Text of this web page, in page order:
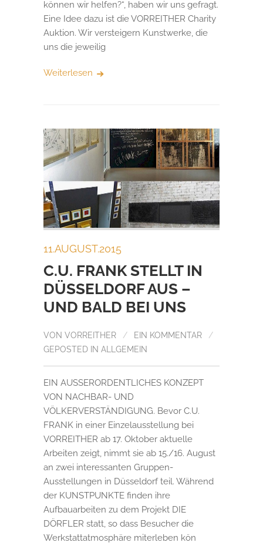
können wir helfen?“, haben wir uns gefragt.
Eine Idee dazu ist die VORREITHER Charity
Auktion. Wir versteigern Kunstwerke, die
uns die jeweilig
Weiterlesen
11.AUGUST.2015
C.U. FRANK STELLT IN
DÜSSELDORF AUS –
UND BALD BEI UNS
VON VORREITHER / EIN KOMMENTAR
/
GEPOSTED IN ALLGEMEIN
EIN AUSSERORDENTLICHES KONZEPT
VON NACHBAR- UND
VÖLKERVERSTÄNDIGUNG. Bevor C.U.
FRANK in einer Einzelausstellung bei
VORREITHER ab 17. Oktober aktuelle
Arbeiten zeigt, nimmt sie ab 15./16. August
an zwei interessanten Gruppen-
Ausstellungen in Düsseldorf teil. Während
der KUNSTPUNKTE finden ihre
Aufbauarbeiten zu dem Projekt DIE
DÖRFLER statt, so dass Besucher die
Werkstattatmosphäre miterleben kön